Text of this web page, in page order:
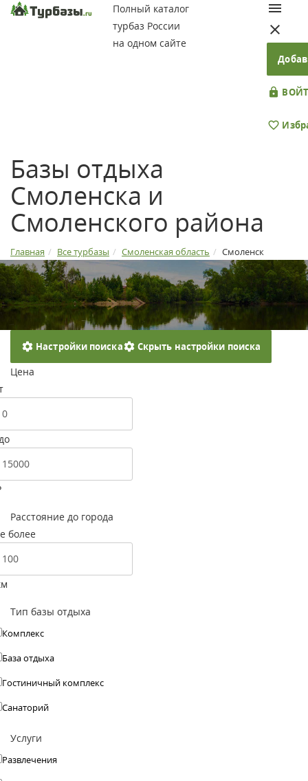
Полный каталог
турбаз России
на одном сайте
Базы отдыха
Смоленска и
Смоленского района
Главная Все турбазы Смоленская область Смоленск
Настройки поиска Скрыть настройки поиска
Цена
Расстояние до города
более
Тип базы отдыха
Комплекс
База отдыха
Гостиничный комплекс
Санаторий
Услуги
Развлечения